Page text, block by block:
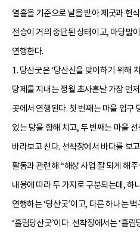
열흘을 기준으로 날을 받아 제굿과 헌
전승이 거의 중단된 상태이고, 마당밟
연행한다.
1. 당산굿은 ‘당산신을 맞이하기 위해
당제를 지내는 정월 초사흗날 가장 먼
곳에서 연행된다. 첫 번째는 마을 입구
있는 당을 향해 치고, 두 번째는 마을
바라보고 친다. 선착장에서 바다를 보
활동과 관련해 “해상 사업 잘 되게 해
내용에 따라 두 가지로 구분되는데, 하
연행하는 ‘당산굿’이고, 다른 하나는
‘흘림당산굿’이다. 선착장에서는 ‘흘림